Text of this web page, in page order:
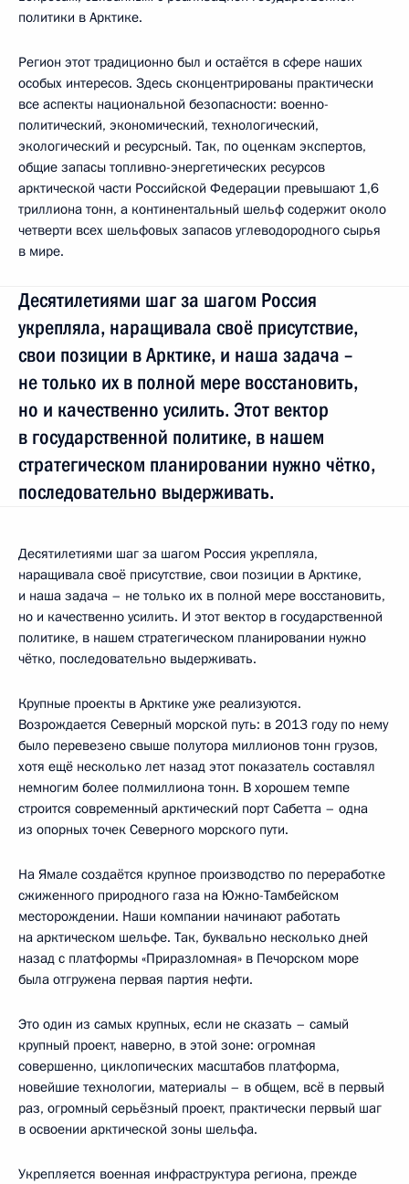
политики в Арктике.
Регион этот традиционно был и остаётся в сфере наших
особых интересов. Здесь сконцентрированы практически
все аспекты национальной безопасности: военно-
политический, экономический, технологический,
экологический и ресурсный. Так, по оценкам экспертов,
общие запасы топливно-энергетических ресурсов
арктической части Российской Федерации превышают 1,6
триллиона тонн, а континентальный шельф содержит около
четверти всех шельфовых запасов углеводородного сырья
в мире.
Десятилетиями шаг за шагом Россия
укрепляла, наращивала своё присутствие,
свои позиции в Арктике, и наша задача –
не только их в полной мере восстановить,
но и качественно усилить. Этот вектор
в государственной политике, в нашем
стратегическом планировании нужно чётко,
последовательно выдерживать.
Десятилетиями шаг за шагом Россия укрепляла,
наращивала своё присутствие, свои позиции в Арктике,
и наша задача – не только их в полной мере восстановить,
но и качественно усилить. И этот вектор в государственной
политике, в нашем стратегическом планировании нужно
чётко, последовательно выдерживать.
Крупные проекты в Арктике уже реализуются.
Возрождается Северный морской путь: в 2013 году по нему
было перевезено свыше полутора миллионов тонн грузов,
хотя ещё несколько лет назад этот показатель составлял
немногим более полмиллиона тонн. В хорошем темпе
строится современный арктический порт Сабетта – одна
из опорных точек Северного морского пути.
На Ямале создаётся крупное производство по переработке
сжиженного природного газа на Южно-Тамбейском
месторождении. Наши компании начинают работать
на арктическом шельфе. Так, буквально несколько дней
назад с платформы «Приразломная» в Печорском море
была отгружена первая партия нефти.
Это один из самых крупных, если не сказать – самый
крупный проект, наверно, в этой зоне: огромная
совершенно, циклопических масштабов платформа,
новейшие технологии, материалы – в общем, всё в первый
раз, огромный серьёзный проект, практически первый шаг
в освоении арктической зоны шельфа.
Укрепляется военная инфраструктура региона, прежде